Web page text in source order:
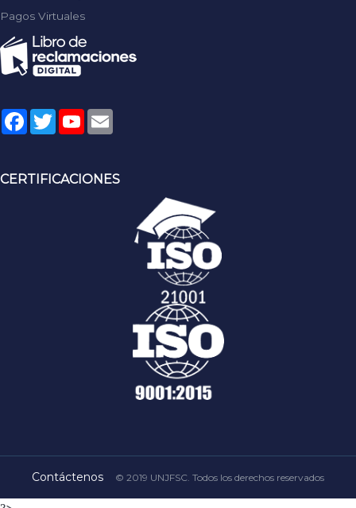
Pagos Virtuales
Facebook
TwitterYouTube
CERTIFICACIONES
Contáctenos © 2019 UNJFSC. Todos los derechos reservados